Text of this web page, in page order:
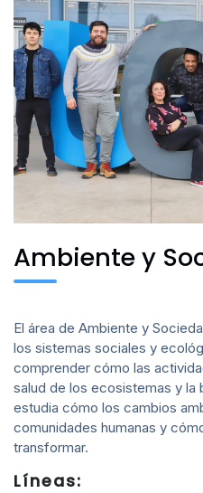
Ambiente y
El área de Ambiente y
los sistemas sociales y
comprender cómo las
salud de los ecosistemas y la
estudia cómo los cambios
comunidades humanas y
transformar.
Líneas: